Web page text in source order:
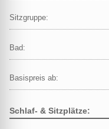
Sitzgruppe:
Bad:
Basispreis ab:
Schlaf- & Sitzplätze: